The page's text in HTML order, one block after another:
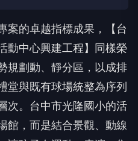
案的卓越指標成果，【台
動中心興建工程】同樣榮
規劃動、靜分區，以成排
堂與既有球場統整為序列
次。台中市光隆國小的活
館，而是結合景觀、動線